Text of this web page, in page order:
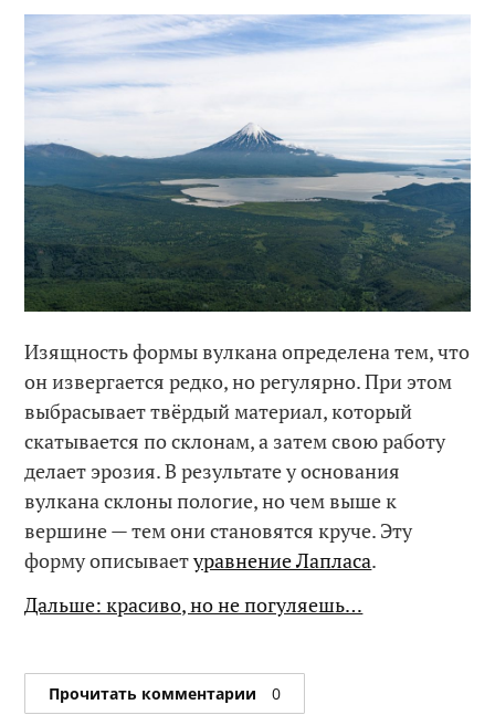
Изящность формы вулкана определена тем, что
он извергается редко, но регулярно. При этом
выбрасывает твёрдый материал, который
скатывается по склонам, а затем свою работу
делает эрозия. В результате у основания
вулкана склоны пологие, но чем выше к
вершине — тем они становятся круче. Эту
форму описываетуравнение Лапласа.
Дальше: красиво, но не погуляешь…
Прочитать комментарии 0